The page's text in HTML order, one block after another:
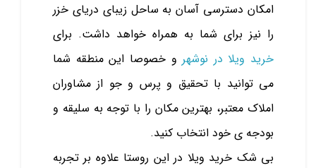
امکان دسترسی آسان به ساحل زیبای دریای خزر
را نیز برای شما به همراه خواهد داشت. برای
خرید ویلا در نوشهرو خصوصا این منطقه شما
می توانید با تحقیق و پرس و جو از مشاوران
املاک معتبر، بهترین مکان را با توجه به سلیقه و
بودجه ی خود انتخاب کنید.
بی شک خرید ویلا در این روستا علاوه بر تجربه